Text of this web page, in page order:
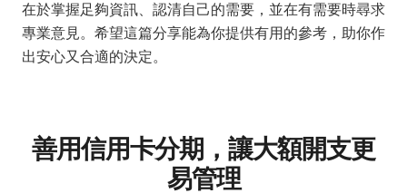
在於掌握足夠資訊、認清自己的需要，並在有需要時尋求
專業意見。希望這篇分享能為你提供有用的參考，助你作
出安心又合適的決定。
善用信用卡分期，讓大額開支更
易管理